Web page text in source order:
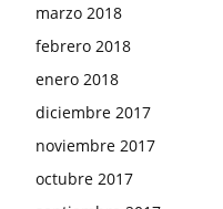
marzo 2018
febrero 2018
enero 2018
diciembre 2017
noviembre 2017
octubre 2017